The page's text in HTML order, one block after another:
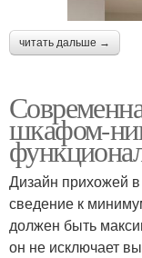
читать дальше →
шкафом-
Дизайн прихожей
сведение к
должен быть
он не исключает